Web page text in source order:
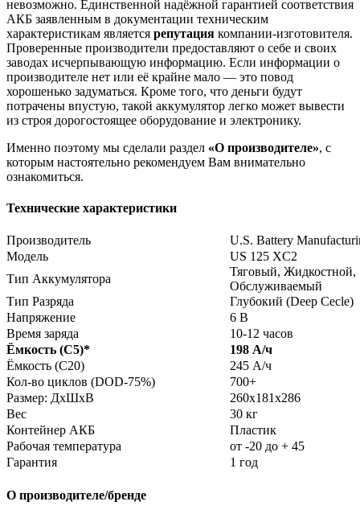
невозможно. Единственной надёжной гарантией соответствия
АКБ заявленным в документации техническим
характеристикам является репутация компании-изготовителя.
Проверенные производители предоставляют о себе и своих
заводах исчерпывающую информацию. Если информации о
производителе нет или её крайне мало — это повод
хорошенько задуматься. Кроме того, что деньги будут
потрачены впустую, такой аккумулятор легко может вывести
из строя дорогостоящее оборудование и электронику.
Именно поэтому мы сделали раздел «О производителе», с
которым настоятельно рекомендуем Вам внимательно
ознакомиться.
Технические характеристики
Производитель
U.S. Battery
Модель
US 125 XC2
Тип Аккумулятора
Тяговый, Жидкостной,
Обслуживаемый
Тип Разряда
Глубокий (Deep Cecle)
Напряжение
6 В
Время заряда
10-12 часов
Ёмкость (С5)*
198 А/ч
Ёмкость (С20)
245 А/ч
Кол-во циклов (DOD-75%)
700+
Размер: ДхШхВ
260x181x286
Вес
30 кг
Контейнер АКБ
Пластик
Рабочая температура
от -20 до + 45
Гарантия
1 год
О производителе/бренде